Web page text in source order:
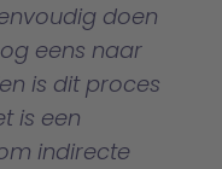
doen
eens naar
is dit proces
is een
indirecte